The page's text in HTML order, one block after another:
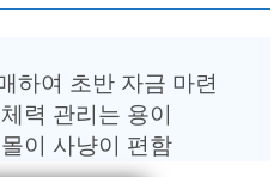
하여 초반 자금 마련
력 관리는 용이
이 사냥이 편함